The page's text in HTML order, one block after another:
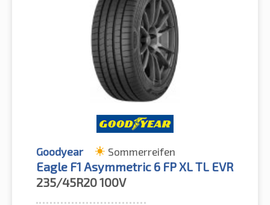
Goodyear Sommerreifen
Eagle F1 Asymmetric 6 FP XL TL EVR
235/45R20100V